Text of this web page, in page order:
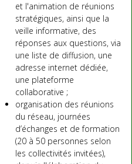
et l'animation de réunions
stratégiques, ainsi que la
veille informative, des
réponses aux questions, via
une liste de diffusion, une
adresse internet dédiée,
une plateforme
collaborative ;
organisation des réunions
du réseau, journées
d’échanges et de formation
(20 à 50 personnes selon
les collectivités invitées),